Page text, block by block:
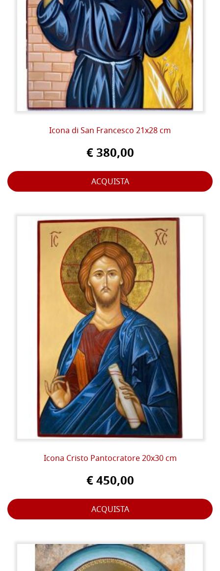
Icona di San Francesco 21x28 cm
€ 380,00
ACQUISTA
Icona Cristo Pantocratore 20x30 cm
€ 450,00
ACQUISTA